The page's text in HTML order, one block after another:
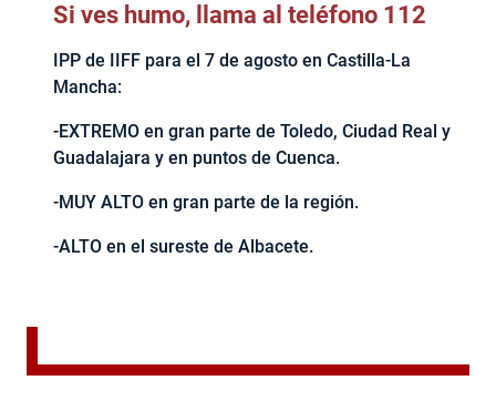
Si ves humo, llama al teléfono 112
IPP de IIFF para el 7 de agosto en Castilla-La
Mancha:
-EXTREMO en gran parte de Toledo, Ciudad Real y
Guadalajara y en puntos de Cuenca.
-MUY ALTO en gran parte de la región.
-ALTO en el sureste de Albacete.